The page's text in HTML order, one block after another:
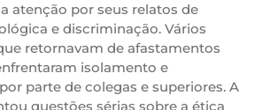
atenção por seus relatos de
e discriminação. Vários
retornavam de afastamentos
isolamento e
parte de colegas e superiores. A
questões sérias sobre a ética